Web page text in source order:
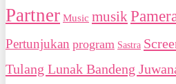
Partner Music musik
Pertunjukan program Sastra
Tulang Lunak Bandeng